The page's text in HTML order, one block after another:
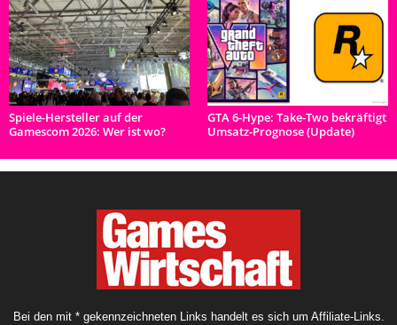
Spiele-Hersteller auf der
Gamescom 2026: Wer ist wo?
GTA 6-Hype: Take-Two bekräftigt
Umsatz-Prognose (Update)
Bei den mit * gekennzeichneten Links handelt es sich um Affiliate-Links.